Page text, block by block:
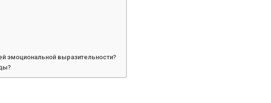
эмоциональной выразительности?